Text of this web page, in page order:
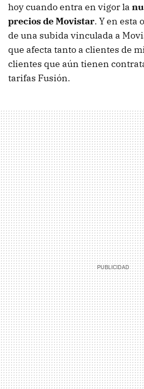
hoy cuando entra en vigor la
precios de Movistar. Y en esta
de una subida vinculada a
que afecta tanto a clientes de
clientes que aún tienen
tarifas Fusión.